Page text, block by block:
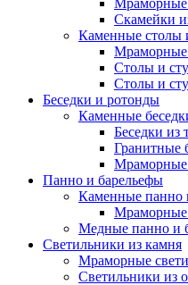
Мраморные
Скамейки
Каменные столы
Мраморные
Столы и
Столы и
Беседки и ротонды
Каменные
Беседки из
Гранитные
Мраморные
Панно и барельефы
Каменные панно
Мраморные
Медные панно и
Светильники из камня
Мраморные
Светильники из